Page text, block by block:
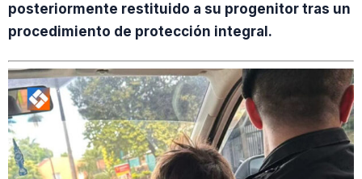
posteriormente restituido a su progenitor tras un
procedimiento de protección integral.